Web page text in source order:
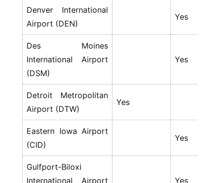
Denver International
Airport (DEN)
Yes
Des Moines
International Airport
(DSM)
Yes
Detroit Metropolitan
Airport (DTW)
Yes
Eastern Iowa Airport
(CID)
Yes
Gulfport-Biloxi
International Airport
Yes